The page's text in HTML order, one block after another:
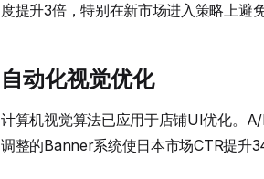
度提升3倍，特别在新市场进入策略上避
自动化视觉优化
计算机视觉算法已应用于店铺UI优化。
调整的Banner系统使日本市场CTR提升